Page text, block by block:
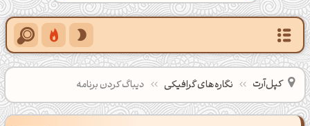
کپل‌آرت نگاره‌های گرافیکی دیباگ کردن برنامه